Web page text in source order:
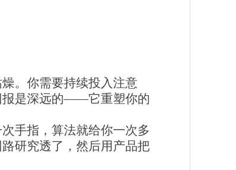
。你需要持续投入注意
报是深远的——它重塑你的
手指，算法就给你一次多
研究透了，然后用产品把